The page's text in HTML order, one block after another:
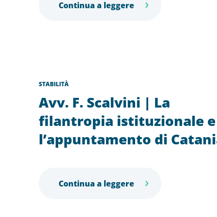
Continua a leggere
STABILITÀ
Avv. F. Scalvini | La
filantropia istituzionale e
l’appuntamento di
Continua a leggere